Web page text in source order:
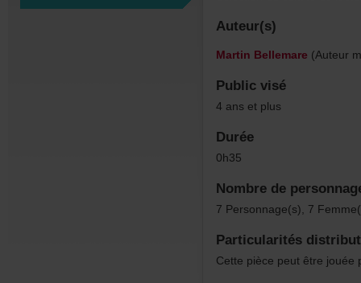
Auteur(s)
MartinBellemare
Publicvisé
4ansetplus
Durée
0h35